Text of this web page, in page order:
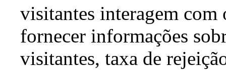
visitantes interagem com
fornecer informações
visitantes, taxa de